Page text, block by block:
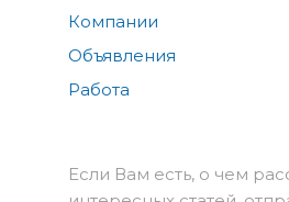
Компании
Объявления
Работа
Если Вам есть, о чем